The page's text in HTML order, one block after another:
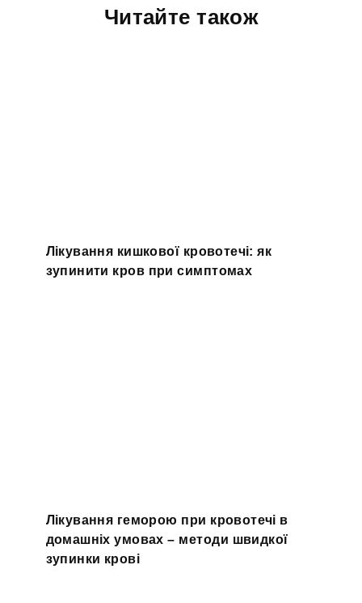
Читайте також
Лікування кишкової кровотечі: як
зупинити кров при симптомах
Лікування геморою при кровотечі в
домашніх умовах – методи швидкої
зупинки крові